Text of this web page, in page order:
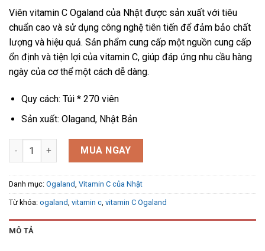
Viên vitamin C Ogaland của Nhật được sản xuất với tiêu
chuẩn cao và sử dụng công nghệ tiên tiến để đảm bảo chất
lượng và hiệu quả. Sản phẩm cung cấp một nguồn cung cấp
ổn định và tiện lợi của vitamin C, giúp đáp ứng nhu cầu hàng
ngày của cơ thể một cách dễ dàng.
Quy cách: Túi * 270 viên
Sản xuất: Olagand, Nhật Bản
Viên vitamin C ogaland của Nhật 270 viên số lượng
MUA NGAY
Danh mục: Ogaland, Vitamin C của Nhật
Từ khóa: ogaland, vitamin c, vitamin C Ogaland
MÔ TẢ